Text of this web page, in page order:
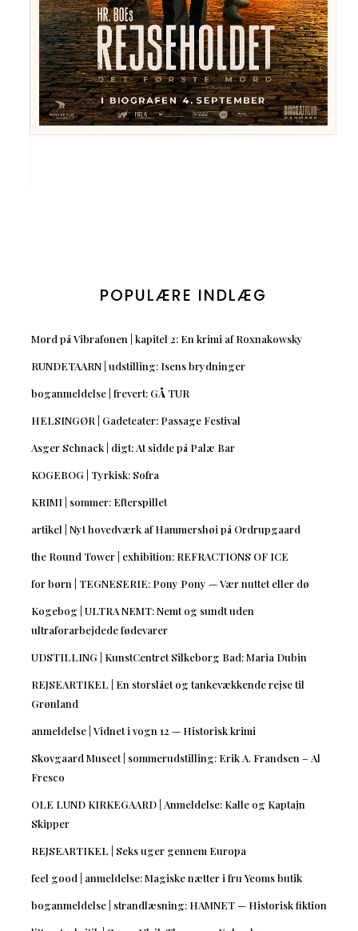
POPULÆRE INDLÆG
Mord på Vibrafonen | kapitel 2: En krimi af Roxnakowsky
RUNDETAARN | udstilling: Isens brydninger
boganmeldelse | frevert: GÅ TUR
HELSINGØR | Gadeteater: Passage Festival
Asger Schnack | digt: At sidde på Palæ Bar
KOGEBOG | Tyrkisk: Sofra
KRIMI | sommer: Efterspillet
artikel | Nyt hovedværk af Hammershøi på Ordrupgaard
the Round Tower | exhibition: REFRACTIONS OF ICE
for børn | TEGNESERIE: Pony Pony — Vær nuttet eller dø
Kogebog | ULTRA NEMT: Nemt og sundt uden
ultraforarbejdede fødevarer
UDSTILLING | KunstCentret Silkeborg Bad: Maria Dubin
REJSEARTIKEL | En storslået og tankevækkende rejse til
Grønland
anmeldelse | Vidnet i vogn 12 — Historisk krimi
Skovgaard Museet | sommerudstilling: Erik A. Frandsen – Al
Fresco
OLE LUND KIRKEGAARD | Anmeldelse: Kalle og Kaptajn
Skipper
REJSEARTIKEL | Seks uger gennem Europa
feel good | anmeldelse: Magiske nætter i fru Yeoms butik
boganmeldelse | strandlæsning: HAMNET — Historisk fiktion